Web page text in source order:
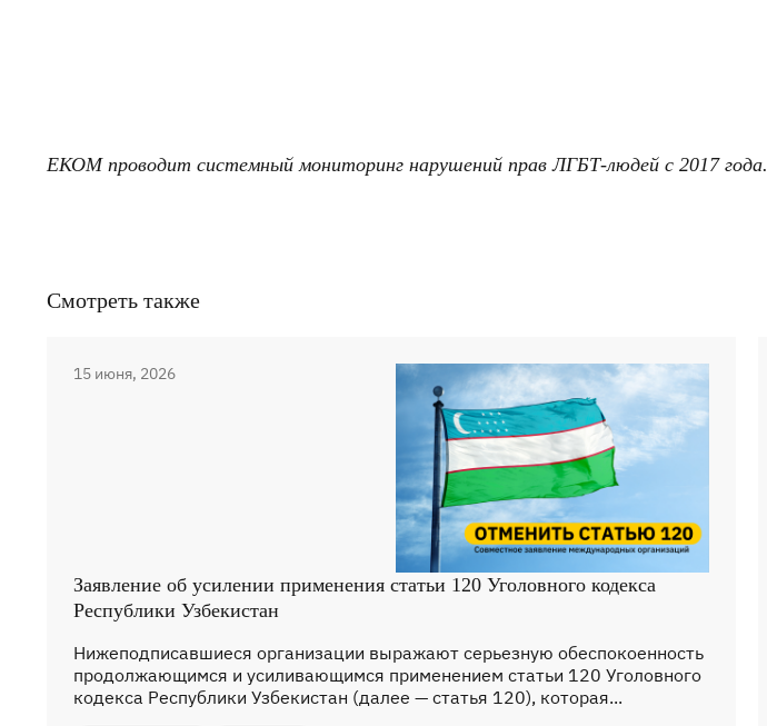
ЕКОМ проводит системный мониторинг нарушений прав ЛГБТ-людей с 2017 года.
Смотреть также
15 июня, 2026
Заявление об усилении применения статьи 120 Уголовного кодекса
Республики Узбекистан
Нижеподписавшиеся организации выражают серьезную обеспокоенность
продолжающимся и усиливающимся применением статьи 120 Уголовного
кодекса Республики Узбекистан (далее — статья 120), которая...